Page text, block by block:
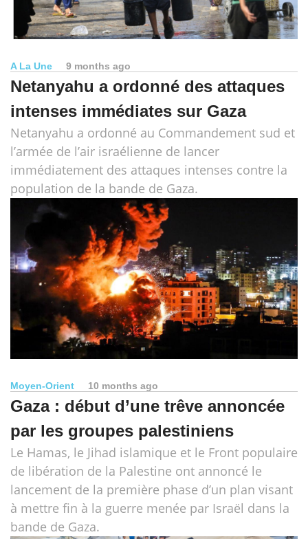
A La Une 9 months ago
Netanyahu a ordonné des attaques
intenses immédiates sur Gaza
Netanyahu a ordonné au Commandement sud et
l’armée de l’air israélienne de lancer
immédiatement des attaques intenses contre la
population de la bande de Gaza.
Moyen-Orient 10 months ago
Gaza : début d’une trêve annoncée
par les groupes palestiniens
Le Hamas, le Jihad islamique et le Front populaire
de libération de la Palestine ont annoncé le
lancement de la première phase d’un plan visant
à mettre fin à la guerre menée par Israël dans la
bande de Gaza.